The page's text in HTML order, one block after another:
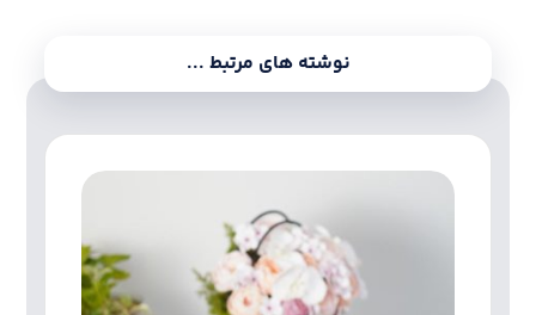
نوشته های مرتبط ...